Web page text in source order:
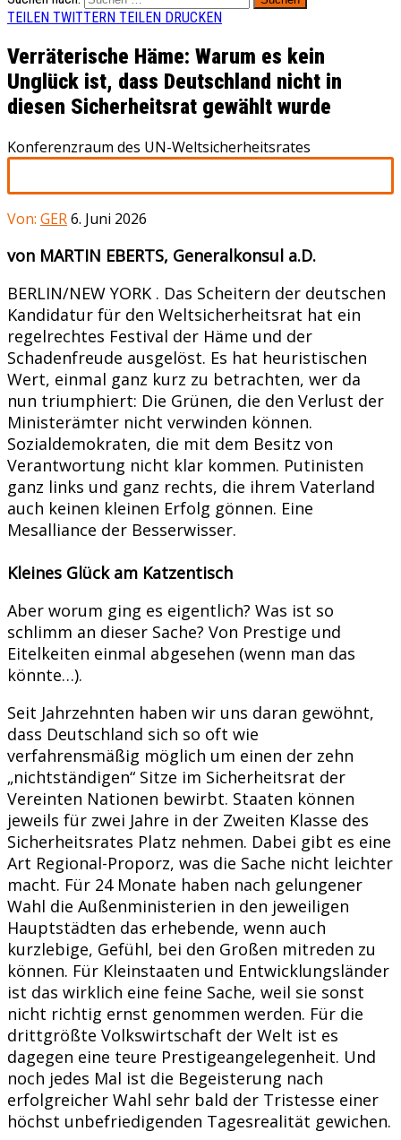
TEILEN TWITTERN TEILEN DRUCKEN
Verräterische Häme: Warum es kein
Unglück ist, dass Deutschland nicht in
diesen Sicherheitsrat gewählt wurde
Konferenzraum des UN-Weltsicherheitsrates
Von: GER6. Juni 2026
von MARTIN EBERTS, Generalkonsul a.D.
BERLIN/NEW YORK . Das Scheitern der deutschen
Kandidatur für den Weltsicherheitsrat hat ein
regelrechtes Festival der Häme und der
Schadenfreude ausgelöst. Es hat heuristischen
Wert, einmal ganz kurz zu betrachten, wer da
nun triumphiert: Die Grünen, die den Verlust der
Ministerämter nicht verwinden können.
Sozialdemokraten, die mit dem Besitz von
Verantwortung nicht klar kommen. Putinisten
ganz links und ganz rechts, die ihrem Vaterland
auch keinen kleinen Erfolg gönnen. Eine
Mesalliance der Besserwisser.
Kleines Glück am Katzentisch
Aber worum ging es eigentlich? Was ist so
schlimm an dieser Sache? Von Prestige und
Eitelkeiten einmal abgesehen (wenn man das
könnte…).
Seit Jahrzehnten haben wir uns daran gewöhnt,
dass Deutschland sich so oft wie
verfahrensmäßig möglich um einen der zehn
„nichtständigen“ Sitze im Sicherheitsrat der
Vereinten Nationen bewirbt. Staaten können
jeweils für zwei Jahre in der Zweiten Klasse des
Sicherheitsrates Platz nehmen. Dabei gibt es eine
Art Regional-Proporz, was die Sache nicht leichter
macht. Für 24 Monate haben nach gelungener
Wahl die Außenministerien in den jeweiligen
Hauptstädten das erhebende, wenn auch
kurzlebige, Gefühl, bei den Großen mitreden zu
können. Für Kleinstaaten und Entwicklungsländer
ist das wirklich eine feine Sache, weil sie sonst
nicht richtig ernst genommen werden. Für die
drittgrößte Volkswirtschaft der Welt ist es
dagegen eine teure Prestigeangelegenheit. Und
noch jedes Mal ist die Begeisterung nach
erfolgreicher Wahl sehr bald der Tristesse einer
höchst unbefriedigenden Tagesrealität gewichen.